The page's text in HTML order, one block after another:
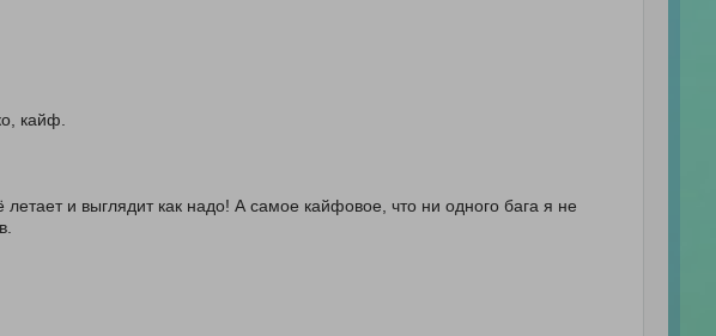
кайф.
и выглядит как надо! А самое кайфовое, что ни одного бага я не